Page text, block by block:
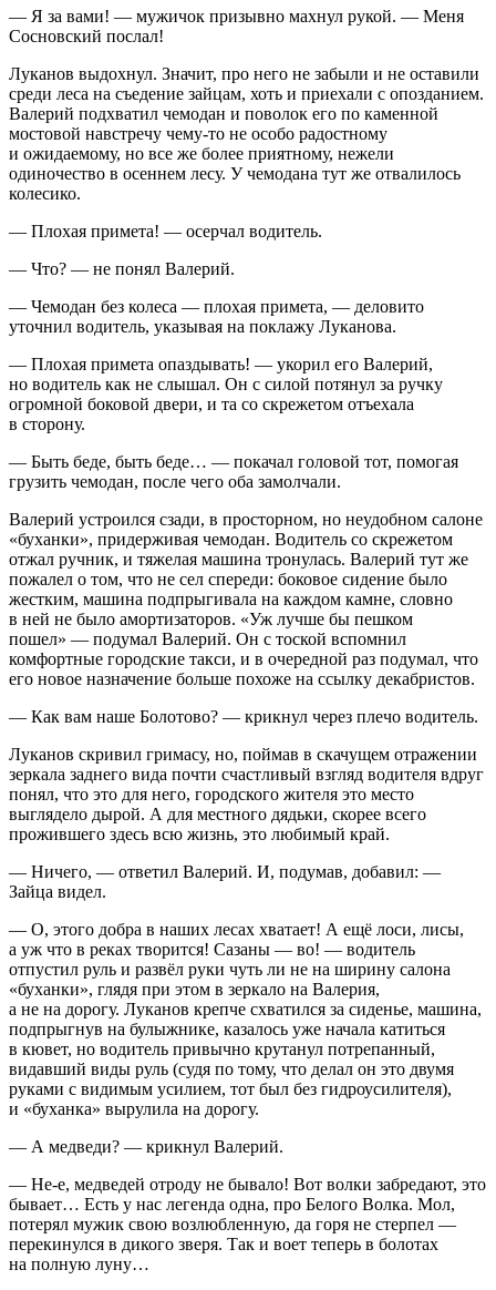
— Я за вами! — мужичок призывно махнул рукой. — Меня
Сосновский послал!
Луканов выдохнул. Значит, про него не забыли и не оставили
среди леса на съедение зайцам, хоть и приехали с опозданием.
Валерий подхватил чемодан и поволок его по каменной
мостовой навстречу чему-то не особо радостному
и ожидаемому, но все же более приятному, нежели
одиночество в осеннем лесу. У чемодана тут же отвалилось
колесико.
— Плохая примета! — осерчал водитель.
— Что? — не понял Валерий.
— Чемодан без колеса — плохая примета, — деловито
уточнил водитель, указывая на поклажу Луканова.
— Плохая примета опаздывать! — укорил его Валерий,
но водитель как не слышал. Он с силой потянул за ручку
огромной боковой двери, и та со скрежетом отъехала
в сторону.
— Быть беде, быть беде… — покачал головой тот, помогая
грузить чемодан, после чего оба замолчали.
Валерий устроился сзади, в просторном, но неудобном салоне
«буханки», придерживая чемодан. Водитель со скрежетом
отжал ручник, и тяжелая машина тронулась. Валерий тут же
пожалел о том, что не сел спереди: боковое сидение было
жестким, машина подпрыгивала на каждом камне, словно
в ней не было амортизаторов. «Уж лучше бы пешком
пошел» — подумал Валерий. Он с тоской вспомнил
комфортные городские такси, и в очередной раз подумал, что
его новое назначение больше похоже на ссылку декабристов.
— Как вам наше Болотово? — крикнул через плечо водитель.
Луканов скривил гримасу, но, поймав в скачущем отражении
зеркала заднего вида почти счастливый взгляд водителя вдруг
понял, что это для него, городского жителя это место
выглядело дырой. А для местного дядьки, скорее всего
прожившего здесь всю жизнь, это любимый край.
— Ничего, — ответил Валерий. И, подумав, добавил: —
Зайца видел.
— О, этого добра в наших лесах хватает! А ещё лоси, лисы,
а уж что в реках творится! Сазаны — во! — водитель
отпустил руль и развёл руки чуть ли не на ширину салона
«буханки», глядя при этом в зеркало на Валерия,
а не на дорогу. Луканов крепче схватился за сиденье, машина,
подпрыгнув на булыжнике, казалось уже начала катиться
в кювет, но водитель привычно крутанул потрепанный,
видавший виды руль (судя по тому, что делал он это двумя
руками с видимым усилием, тот был без гидроусилителя),
и «буханка» вырулила на дорогу.
— А медведи? — крикнул Валерий.
— Не-е, медведей отроду не бывало! Вот волки забредают, это
бывает… Есть у нас легенда одна, про Белого Волка. Мол,
потерял мужик свою возлюбленную, да горя не стерпел —
перекинулся в дикого зверя. Так и воет теперь в болотах
на полную луну…